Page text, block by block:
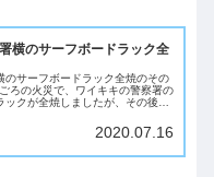
横のサーフボードラック全
のサーフボードラック全焼のその
ろの火災で、ワイキキの警察署の
クが全焼しましたが、その後の
うですが、そこはハワイ...2020.07.16